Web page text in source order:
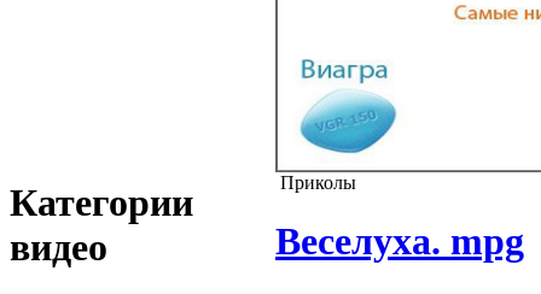
Категории
видео
Приколы
Веселуха. mpg